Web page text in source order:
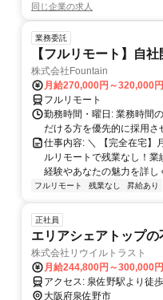
同じ企業の求人
業務委託
【フルリモート】自
株式会社Fountain
月給270,000円～320,000円
フルリモート
勤務時間・曜日: 業務時間
だける方を優先的に採用さ
仕事内容: ＼ 【完全在宅】
ルリモートで残業なし！
経験やあなたの魅力を詳し
フルリモート 残業なし 昇給あり
正社員
エリアシェアトップ
株式会社リウイルトラスト
月給244,800円～300,000円
アクセス: 泉佐野駅より
大阪府泉佐野市